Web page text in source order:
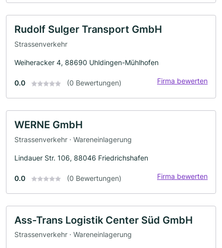
Rudolf Sulger Transport GmbH
Strassenverkehr
Weiheracker 4, 88690 Uhldingen-Mühlhofen
0.0 (0 Bewertungen) Firma bewerten
WERNE GmbH
Strassenverkehr · Wareneinlagerung
Lindauer Str. 106, 88046 Friedrichshafen
0.0 (0 Bewertungen) Firma bewerten
Ass-Trans Logistik Center Süd GmbH
Strassenverkehr · Wareneinlagerung